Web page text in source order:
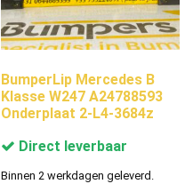
BumperLip Mercedes B
Klasse W247 A24788593
Onderplaat 2-L4-3684z
Direct leverbaar
Binnen 2 werkdagen geleverd.